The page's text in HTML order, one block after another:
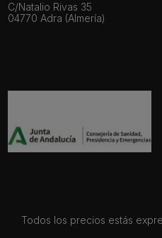
C/Natalio Rivas 35
04770 Adra (Almería)
Todos los precios estás